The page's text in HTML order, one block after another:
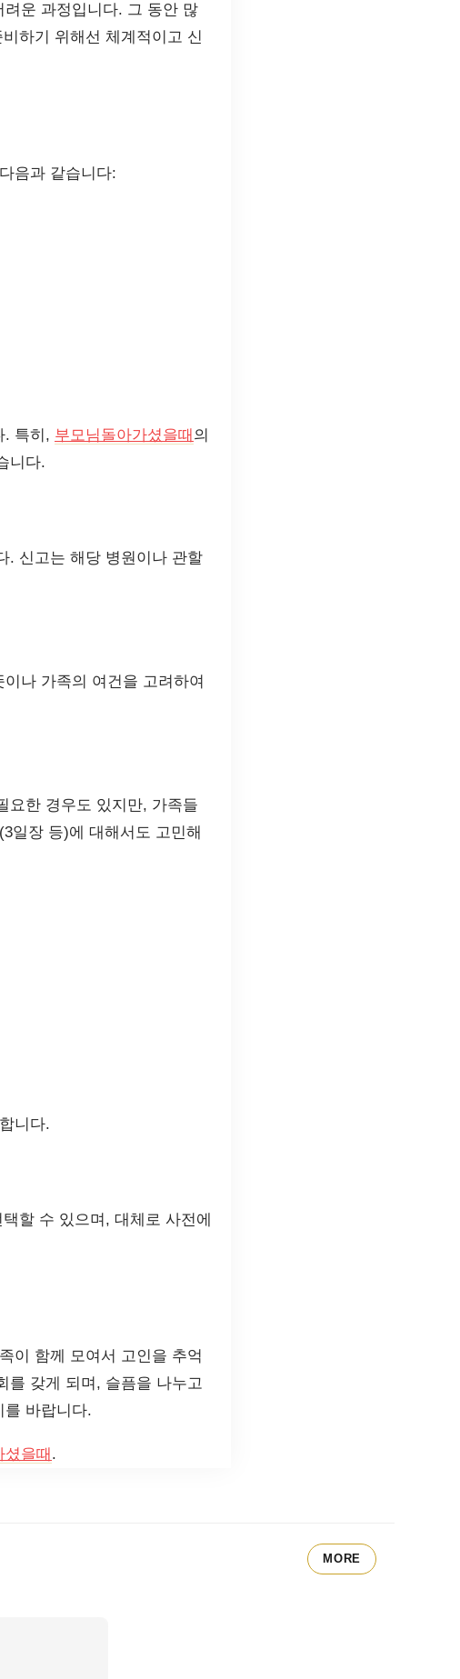
운 과정입니다. 그 동안 많
하기 위해선 체계적이고 신
음과 같습니다:
. 특히, 부모님돌아가셨을때 의
니다.
. 신고는 해당 병원이나 관할
나 가족의 여건을 고려하여
요한 경우도 있지만, 가족들
일장 등)에 대해서도 고민해
니다.
할 수 있으며, 대체로 사전에
이 함께 모여서 고인을 추억
를 갖게 되며, 슬픔을 나누고
를 바랍니다.
셨을때 .
MORE